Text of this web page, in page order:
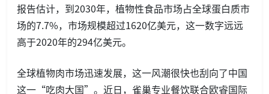
报告估计，到2030年，植物性食品市场占全球蛋白质市
场的7.7%，市场规模超过1620亿美元，这一数字远远
高于2020年的294亿美元。
全球植物肉市场迅速发展，这一风潮很快也刮向了中国
这一“吃肉大国”。近日，雀巢专业餐饮联合欧睿国际